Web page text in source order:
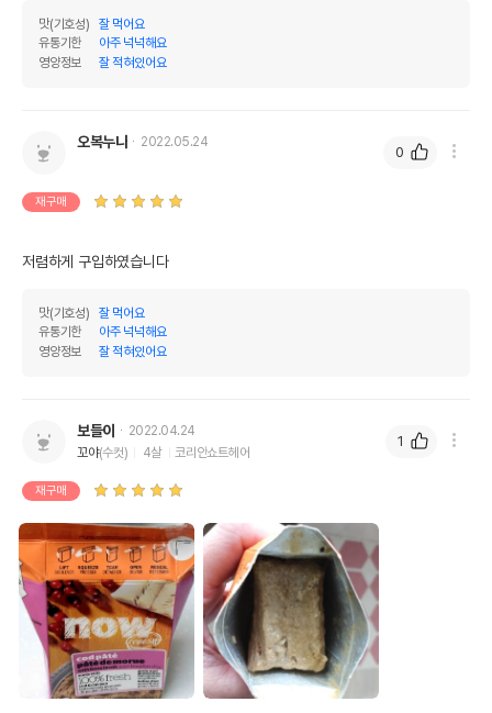
맛(기호성)
잘 먹어요
유통기한
아주 넉넉해요
영양정보
잘 적혀있어요
오복누나 2022.05.24
재구매
저렴하게 구입하였습니다
맛(기호성)
잘 먹어요
유통기한
아주 넉넉해요
영양정보
잘 적혀있어요
0
보들이
2022.04.24
꼬야(수컷) 4살 코리안쇼트헤어
재구매
1